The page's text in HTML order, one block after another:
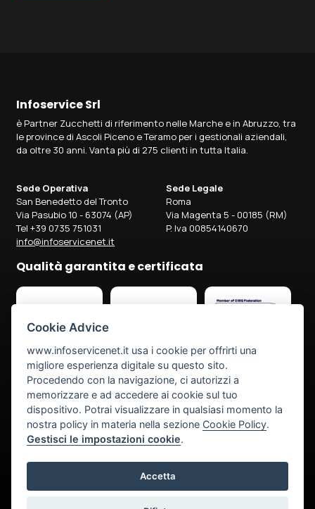
Infoservice Srl
è Partner Zucchetti di riferimento nelle Marche e in Abruzzo, tra
le province di Ascoli Piceno e Teramo per i gestionali aziendali,
da oltre 30 anni. Vanta più di 275 clienti in tutta Italia.
Sede Operativa
San Benedetto del Tronto
Via Pasubio 10 - 63074 (AP)
Tel +39 0735 751031
info@infoservicenet.it
Sede Legale
Roma
Via Magenta 5 - 00185 (RM)
P. Iva 00854140670
Qualità garantita e certificata
Privacy PolicyInformativa sulla PrivacyCookie Policy
Bisogno di assistenza?
Accedi alla tua Area Riservata >
Scarica il software per l‘assistenza:
software per assistenza
Cookie Advice
www.infoservicenet.it usa i cookie per offrirti una
migliore esperienza digitale su questo sito.
Procedendo con la navigazione, ci autorizzi a
memorizzare e ad accedere ai cookie sul tuo
dispositivo. Potrai visualizzare in qualsiasi momento la
nostra policy in materia nella sezione Cookie Policy.
Gestisci le impostazioni cookie.
Accetta